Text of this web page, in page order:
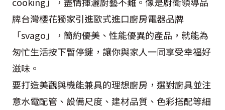
牌台灣櫻花獨家引進歐式進口廚房電器品牌
「svago」，簡約優美、性能優異的產品，就能為
匆忙生活按下暫停鍵，讓你與家人一同享受幸福好
滋味。
要打造美觀與機能兼具的理想廚房，選對廚具並注
意水電配管、設備尺度、建材品質、色彩搭配等細